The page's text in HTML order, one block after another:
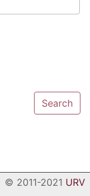
© 2011-2021 URV